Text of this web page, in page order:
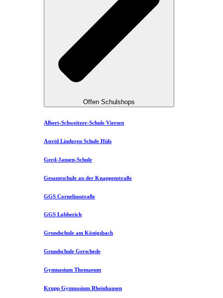
Offen Schulshops
Albert-Schweitzer-Schule Viersen
Astrid Lindgren Schule Hüls
Gerd-Jansen-Schule
Gesamtschule an der Knappenstraße
GGS Corneliusstraße
GGS Lobberich
Grundschule am Königsbach
Grundschule Gerschede
Gymnasium Thomaeum
Krupp Gymnasium Rheinhausen